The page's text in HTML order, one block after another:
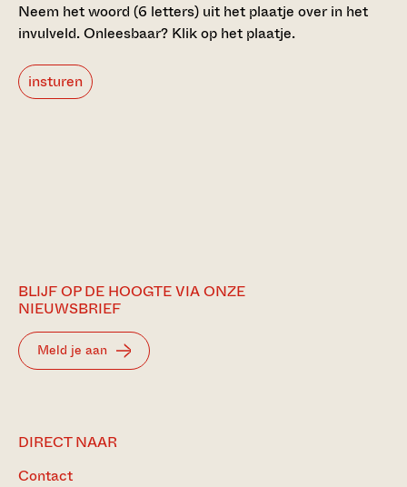
Neem het woord (6 letters) uit het plaatje over in het
invulveld.Onleesbaar? Klik op het plaatje.
insturen
BLIJF OP DE HOOGTE VIA ONZE
NIEUWSBRIEF
Meld je aan
DIRECT NAAR
Contact